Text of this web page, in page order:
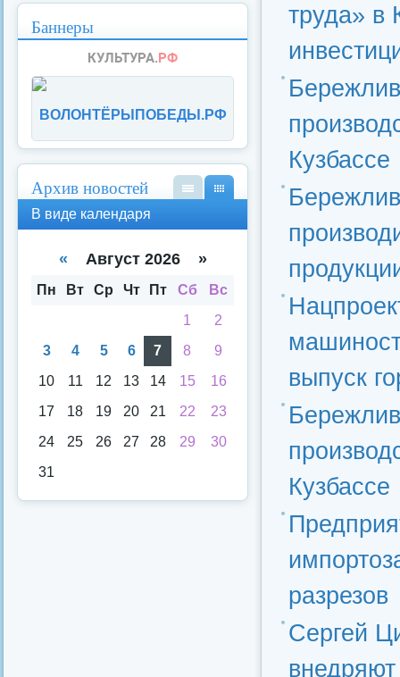
труда» в
Кузбассе
выпуск
Кузбассе
разрезов
Сергей
Баннеры
ВОЛОНТЁРЫПОБЕДЫ.РФ
Архив новостей
кал
аря
спи
В виде календаря
« Август 2026 »
Пн Вт Ср Чт Пт Сб
Вс
1
2
3
4 5 6 7 8
9
10
11 12 13 14 15
16
17
18 19 20 21 22
23
24
25 26 27 28 29
30
31